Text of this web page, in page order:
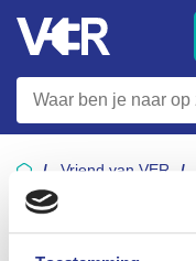
Vriend van VER